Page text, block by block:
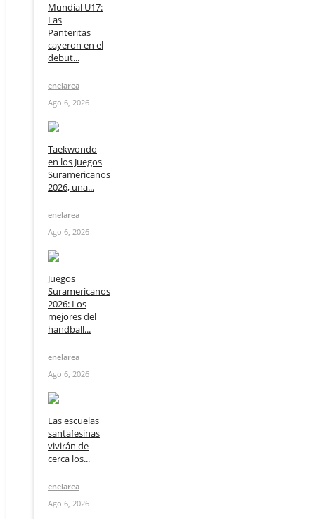
Mundial U17:
Las
Panteritas
cayeron en el
debut...
enelarea
Ago 6, 2026
Taekwondo
en los Juegos
Suramericanos
2026, una...
enelarea
Ago 6, 2026
Juegos
Suramericanos
2026: Los
mejores del
handball...
enelarea
Ago 6, 2026
Las escuelas
santafesinas
vivirán de
cerca los...
enelarea
Ago 6, 2026